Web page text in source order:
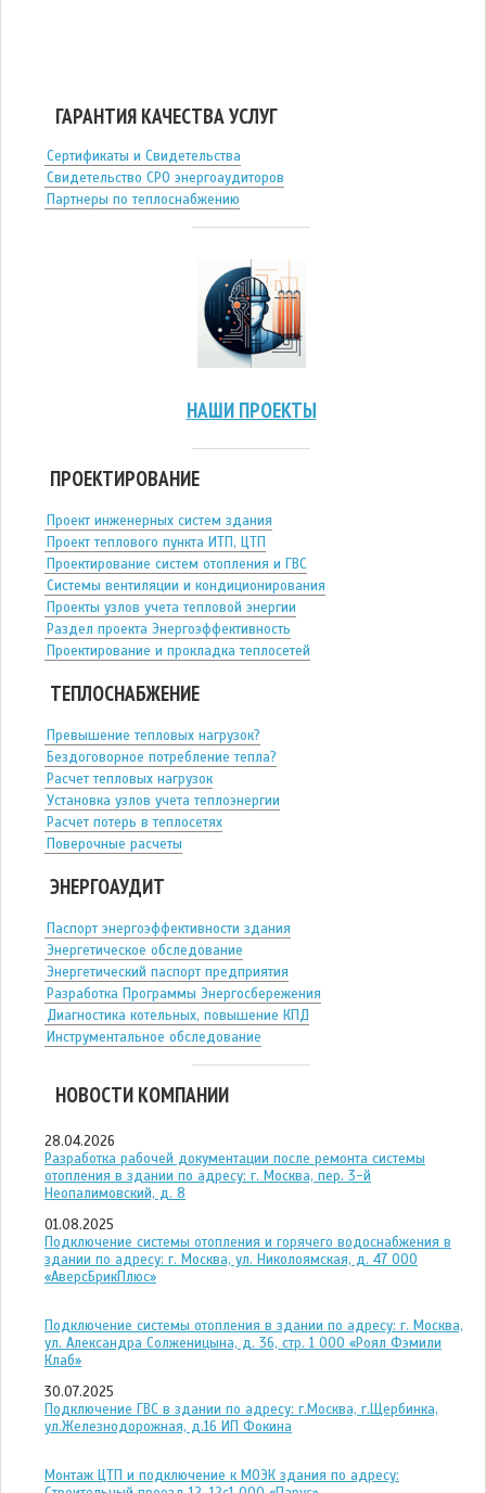
ГАРАНТИЯ КАЧЕСТВА УСЛУГ
Сертификаты и Свидетельства
Свидетельство СРО энергоаудиторов
Партнеры по теплоснабжению
НАШИ ПРОЕКТЫ
ПРОЕКТИРОВАНИЕ
Проект инженерных систем здания
Проект теплового пункта ИТП, ЦТП
Проектирование систем отопления и ГВС
Системы вентиляции и кондиционирования
Проекты узлов учета тепловой энергии
Раздел проекта Энергоэффективность
Проектирование и прокладка теплосетей
ТЕПЛОСНАБЖЕНИЕ
Превышение тепловых нагрузок?
Бездоговорное потребление тепла?
Расчет тепловых нагрузок
Установка узлов учета теплоэнергии
Расчет потерь в теплосетях
Поверочные расчеты
ЭНЕРГОАУДИТ
Паспорт энергоэффективности здания
Энергетическое обследование
Энергетический паспорт предприятия
Разработка Программы Энергосбережения
Диагностика котельных, повышение КПД
Инструментальное обследование
НОВОСТИ КОМПАНИИ
28.04.2026
Разработка рабочей документации после ремонта системы
отопления в здании по адресу: г. Москва, пер. 3-й
Неопалимовский, д. 8
01.08.2025
Подключение системы отопления и горячего водоснабжения в
здании по адресу: г. Москва, ул. Николоямская, д. 47 ООО
«АверсБрикПлюс»
Подключение системы отопления в здании по адресу: г. Москва,
ул. Александра Солженицына, д. 36, стр. 1 ООО «Роял Фэмили
Клаб»
30.07.2025
Подключение ГВС в здании по адресу: г.Москва, г.Щербинка,
ул.Железнодорожная, д.16 ИП Фокина
Монтаж ЦТП и подключение к МОЭК здания по адресу: